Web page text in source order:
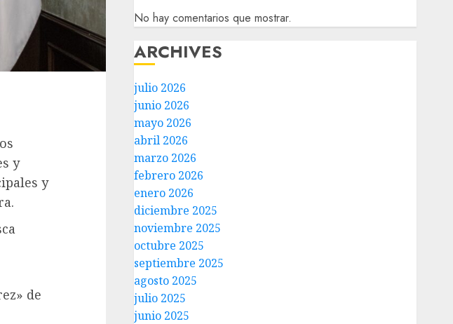
y
y
de
No hay comentarios que mostrar.
ARCHIVES
julio 2026
junio 2026
mayo 2026
abril 2026
marzo 2026
febrero 2026
enero 2026
diciembre 2025
noviembre 2025
octubre 2025
septiembre 2025
agosto 2025
julio 2025
junio 2025